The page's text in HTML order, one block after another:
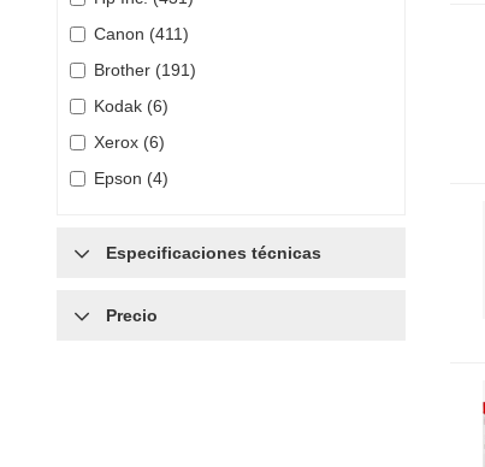
Canon (411)
Brother (191)
Kodak (6)
Xerox (6)
Epson (4)
Especificaciones técnicas
Precio